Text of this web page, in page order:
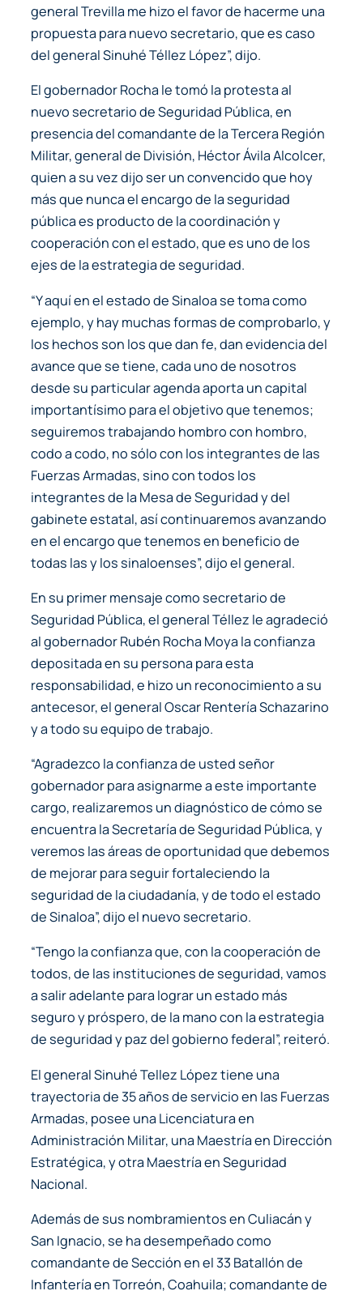
general Trevilla me hizo el favor de hacerme una
propuesta para nuevo secretario, que es caso
del general Sinuhé Téllez López”, dijo.
El gobernador Rocha le tomó la protesta al
nuevo secretario de Seguridad Pública, en
presencia del comandante de la Tercera Región
Militar, general de División, Héctor Ávila Alcolcer,
quien a su vez dijo ser un convencido que hoy
más que nunca el encargo de la seguridad
pública es producto de la coordinación y
cooperación con el estado, que es uno de los
ejes de la estrategia de seguridad.
“Y aquí en el estado de Sinaloa se toma como
ejemplo, y hay muchas formas de comprobarlo, y
los hechos son los que dan fe, dan evidencia del
avance que se tiene, cada uno de nosotros
desde su particular agenda aporta un capital
importantísimo para el objetivo que tenemos;
seguiremos trabajando hombro con hombro,
codo a codo, no sólo con los integrantes de las
Fuerzas Armadas, sino con todos los
integrantes de la Mesa de Seguridad y del
gabinete estatal, así continuaremos avanzando
en el encargo que tenemos en beneficio de
todas las y los sinaloenses”, dijo el general.
En su primer mensaje como secretario de
Seguridad Pública, el general Téllez le agradeció
al gobernador Rubén Rocha Moya la confianza
depositada en su persona para esta
responsabilidad, e hizo un reconocimiento a su
antecesor, el general Oscar Rentería Schazarino
y a todo su equipo de trabajo.
“Agradezco la confianza de usted señor
gobernador para asignarme a este importante
cargo, realizaremos un diagnóstico de cómo se
encuentra la Secretaría de Seguridad Pública, y
veremos las áreas de oportunidad que debemos
de mejorar para seguir fortaleciendo la
seguridad de la ciudadanía, y de todo el estado
de Sinaloa”, dijo el nuevo secretario.
“Tengo la confianza que, con la cooperación de
todos, de las instituciones de seguridad, vamos
a salir adelante para lograr un estado más
seguro y próspero, de la mano con la estrategia
de seguridad y paz del gobierno federal”, reiteró.
El general Sinuhé Tellez López tiene una
trayectoria de 35 años de servicio en las Fuerzas
Armadas, posee una Licenciatura en
Administración Militar, una Maestría en Dirección
Estratégica, y otra Maestría en Seguridad
Nacional.
Además de sus nombramientos en Culiacán y
San Ignacio, se ha desempeñado como
comandante de Sección en el 33 Batallón de
Infantería en Torreón, Coahuila; comandante de